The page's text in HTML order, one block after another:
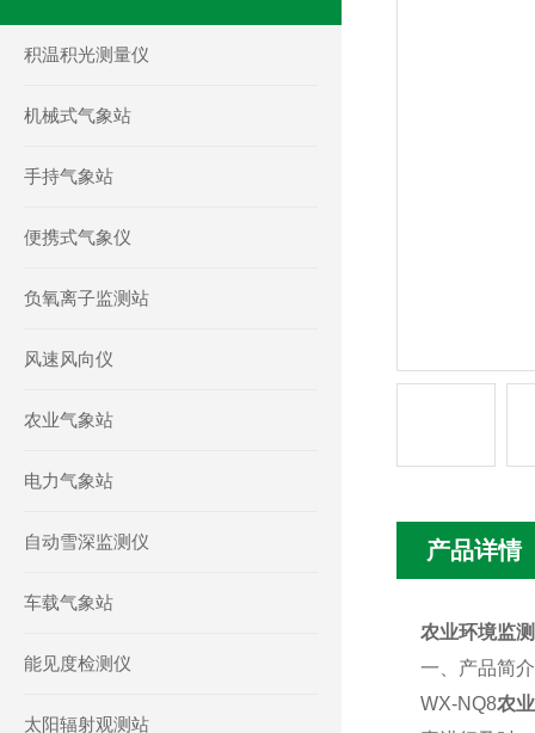
积温积光测量仪
机械式气象站
手持气象站
便携式气象仪
负氧离子监测站
风速风向仪
农业气象站
电力气象站
自动雪深监测仪
车载气象站
能见度检测仪
太阳辐射观测站
产品详情
农业环境监
一、产品简介
WX-NQ8农